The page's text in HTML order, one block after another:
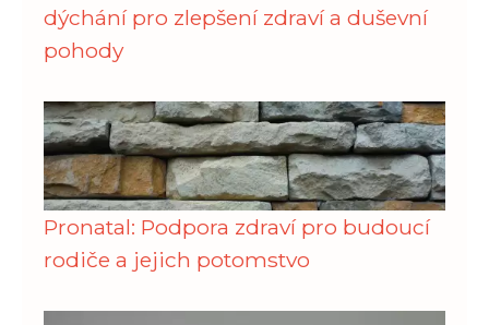
dýchání pro zlepšení zdraví a duševní
pohody
Pronatal: Podpora zdraví pro budoucí
rodiče a jejich potomstvo